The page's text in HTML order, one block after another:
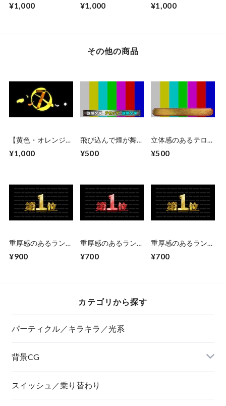
トアップ 白
¥1,000
トダウン 黄色
¥1,000
トダウン 白
¥1,000
その他の商品
【黄色・オレンジ】
ても使えるゴシック
り素材・Premiere
Proデータ付
¥1,000
飛び込んで煙が舞う
プベース
¥500
立体感のあるテロッ
¥500
重厚感のあるランキ
1位 ミックス
¥900
重厚感のあるランキ
1位 赤
¥700
重厚感のあるランキ
1位 ゴールド
¥700
カテゴリから探す
パーティクル／キラキラ／光系
背景CG
ニュース風
スイッシュ／乗り替わり